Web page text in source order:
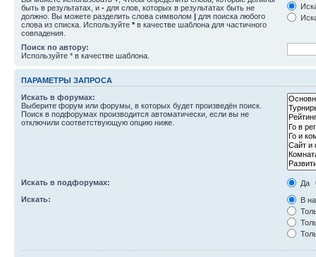
быть в результатах, и - для слов, которых в результатах быть не
должно. Вы можете разделить слова символом | для поиска любого
слова из списка. Используйте * в качестве шаблона для частичного
совпадения.
Поиск по автору:
Используйте * в качестве шаблона.
ПАРАМЕТРЫ ЗАПРОСА
Искать в форумах:
Выберите форум или форумы, в которых будет произведён поиск.
Поиск в подфорумах производится автоматически, если вы не
отключили соответствующую опцию ниже.
Искать в подфорумах:
Да
Искать:
В